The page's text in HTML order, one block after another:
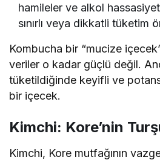
hamileler ve alkol
sınırlı veya dikkatli tüketim
Kombucha bir “mucize
veriler o kadar güçlü değil.
tüketildiğinde keyifli ve
bir içecek.
Kimchi: Kore’nin
Kimchi, Kore mutfağının